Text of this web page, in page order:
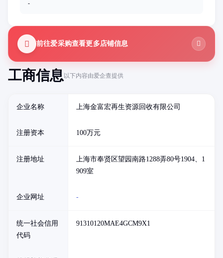
工商信息以下内容由爱企查提供
企业名称 上海金富宏再生资源回收有限公司
注册资本 100万元
注册地址
上海市奉贤区望园南路1288弄80号1904、1
909室
企业网址 -
统一社会信用
代码
91310120MAE4GCM9X1
-
前往爱采购查看更多店铺信息